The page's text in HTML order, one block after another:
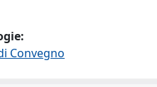
Convegno